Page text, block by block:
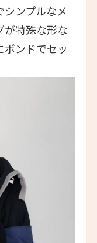
ンプルなメ
が特殊な形な
ンドでセッ